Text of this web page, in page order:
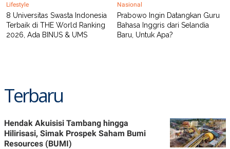
Lifestyle
8 Universitas Swasta Indonesia
Terbaik di THE World Ranking
2026, Ada BINUS & UMS
Nasional
Prabowo Ingin Datangkan Guru
Bahasa Inggris dari Selandia
Baru, Untuk Apa?
Terbaru
Hendak Akuisisi Tambang hingga
Hilirisasi, Simak Prospek Saham Bumi
Resources (BUMI)